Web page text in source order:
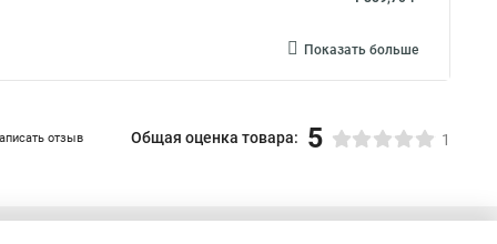
Показать больше
отзыв Общая оценка товара: 5 1